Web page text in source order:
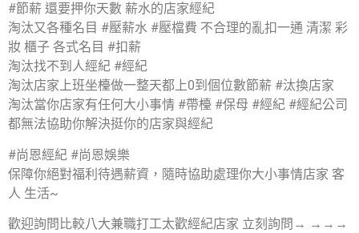
#節薪 還要押你天數 薪水的店家經紀
淘汰又各種名目 #壓薪水 #壓檔費 不合理的亂扣一通 清潔 彩
妝 櫃子 各式名目 #扣薪
淘汰找不到人經紀 #經紀
淘汰店家上班坐檯做一整天都上0到個位數節薪 #汰換店家
淘汰當你店家有任何大小事情 #帶檯 #保母 #經紀 #經紀公司
都無法協助你解決挺你的店家與經紀
#尚恩經紀 #尚恩娛樂
保障你絕對福利待遇薪資，隨時協助處理你大小事情店家 客
人 生活~
歡迎詢問比較八大兼職打工太歡經紀店家 立刻詢問→ →→→